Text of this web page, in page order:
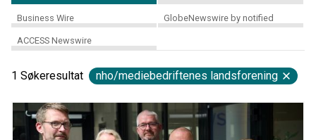
Business Wire GlobeNewswire by notified
ACCESS Newswire
1 Søkeresultat nho/mediebedriftenes landsforening